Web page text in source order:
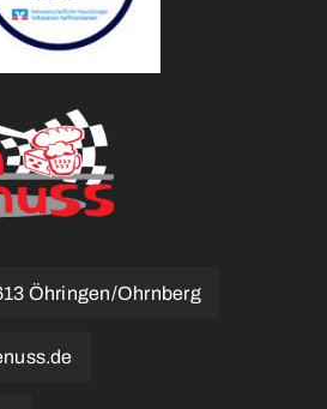
Öhringen/Ohrnberg